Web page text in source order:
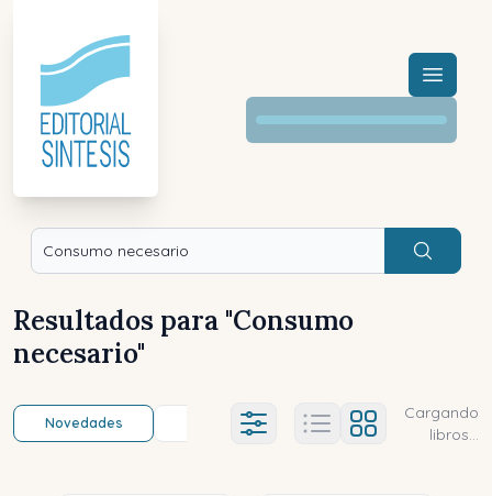
Menú
Buscar
Resultados para "Consumo
necesario"
Novedades Título (a-z) Título (z-a)
Ajustes abierto
Cargando
libros...